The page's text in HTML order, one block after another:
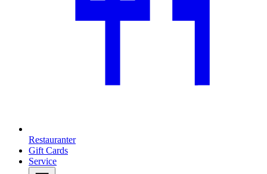
Restauranter
Gift Cards
Service